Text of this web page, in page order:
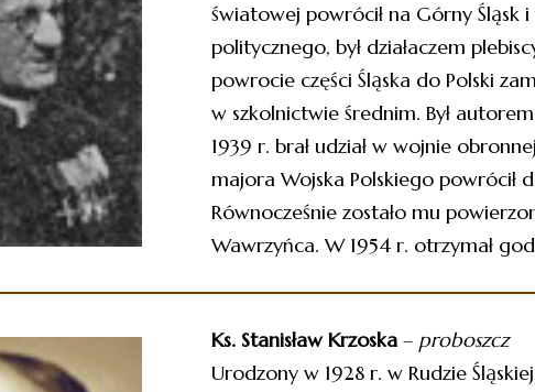
światowej powrócił na Górny Śląsk
politycznego, był działaczem
powrocie części Śląska do Polski
w szkolnictwie średnim. Był
1939 r. brał udział w wojnie
majora Wojska Polskiego powrócił
Równocześnie zostało mu
Wawrzyńca. W 1954 r. otrzymał
Ks. Stanisław Krzoska– proboszcz
Urodzony w 1928 r. w Rudzie